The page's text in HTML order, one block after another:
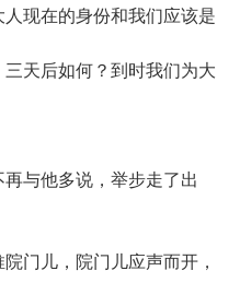
现在的身份和我们应该是
天后如何？到时我们为大
与他多说，举步走了出
儿，院门儿应声而开，